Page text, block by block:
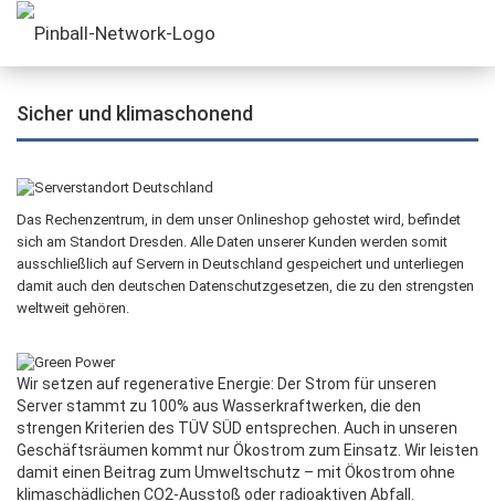
Sicher und klimaschonend
Das Rechenzentrum, in dem unser Onlineshop gehostet wird, befindet
sich am Standort Dresden. Alle Daten unserer Kunden werden somit
ausschließlich auf Servern in Deutschland gespeichert und unterliegen
damit auch den deutschen Datenschutzgesetzen, die zu den strengsten
weltweit gehören.
Wir setzen auf regenerative Energie: Der Strom für unseren
Server stammt zu 100% aus Wasserkraftwerken, die den
strengen Kriterien des TÜV SÜD entsprechen. Auch in unseren
Geschäftsräumen kommt nur Ökostrom zum Einsatz. Wir leisten
damit einen Beitrag zum Umweltschutz – mit Ökostrom ohne
klimaschädlichen CO2-Ausstoß oder radioaktiven Abfall.